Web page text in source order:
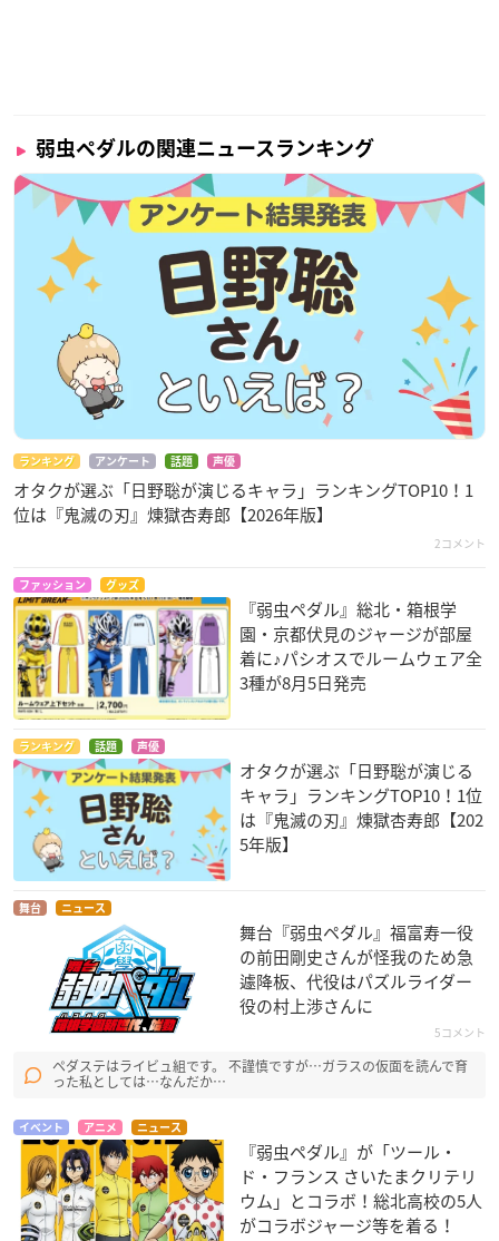
弱虫ペダルの関連ニュースランキング
ランキング アンケート 話題 声優
オタクが選ぶ「日野聡が演じるキャラ」ランキングTOP10！1
位は『鬼滅の刃』煉󠄁獄杏寿郎【2026年版】
2コメント
ファッション グッズ
『弱虫ペダル』総北・箱根学
園・京都伏見のジャージが部屋
着に♪パシオスでルームウェア全
3種が8月5日発売
ランキング 話題 声優
オタクが選ぶ「日野聡が演じる
キャラ」ランキングTOP10！1位
は『鬼滅の刃』煉󠄁獄杏寿郎【202
5年版】
舞台 ニュース
舞台『弱虫ペダル』福富寿一役
の前田剛史さんが怪我のため急
遽降板、代役はパズルライダー
役の村上渉さんに
5コメント
ペダステはライビュ組です。 不謹慎ですが…ガラスの仮面を読んで育
った私としては…なんだか…
イベント アニメ ニュース
『弱虫ペダル』が「ツール・
ド・フランス さいたまクリテリ
ウム」とコラボ！総北高校の5人
がコラボジャージ等を着る！